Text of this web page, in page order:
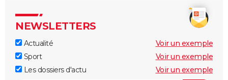
NEWSLETTERS
Actualité
Voir un exemple
Sport
Voir un exemple
Les dossiers d'actu
Voir un exemple